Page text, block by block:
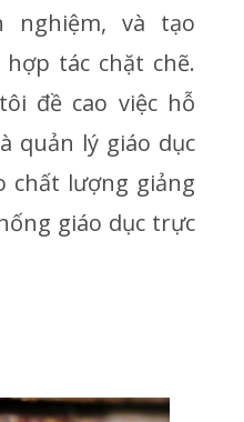
nghiệm, và tạo
tác chặt chẽ.
đề cao việc hỗ
quản lý giáo dục
chất lượng giảng
giáo dục trực